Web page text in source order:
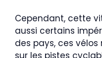
Cependant, cette
aussi certains
des pays, ces
sur les pistes